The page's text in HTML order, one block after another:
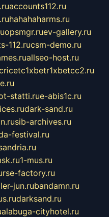
accounts112.ru
hahahaharms.ru
opsmgr.ruev-gallery.ru
112.rucsm-demo.ru
allseo-host.ru
statti.rue-abis1c.ru
dark-sand.ru
sib-archives.ru
festival.ru
1-mus.ru
factory.ru
jun.rubandamn.ru
darksand.ru
alabuga-cityhotel.ru